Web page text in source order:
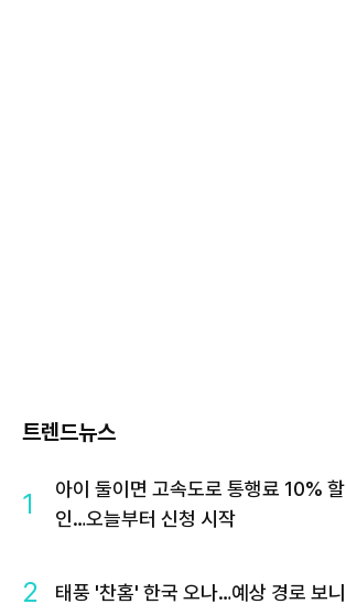
트렌드뉴스
1
아이 둘이면 고속도로 통행료 10% 할
인…오늘부터 신청 시작
2 태풍 '찬홈' 한국 오나…예상 경로 보니